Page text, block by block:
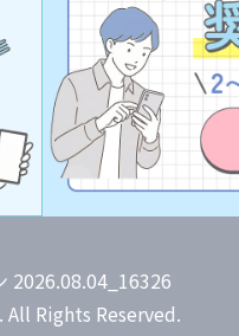
2026.08.04_16326
Rights Reserved.